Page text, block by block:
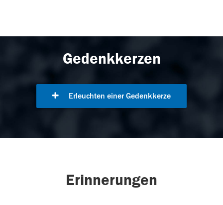
Gedenkkerzen
Erleuchten einer Gedenkkerze
Erinnerungen